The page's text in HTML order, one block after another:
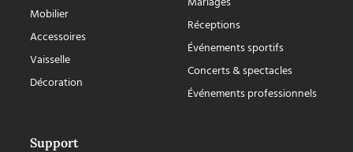
Mobilier
Accessoires
Vaisselle
Décoration
Réceptions
Événements sportifs
Concerts & spectacles
Événements professionnels
Support